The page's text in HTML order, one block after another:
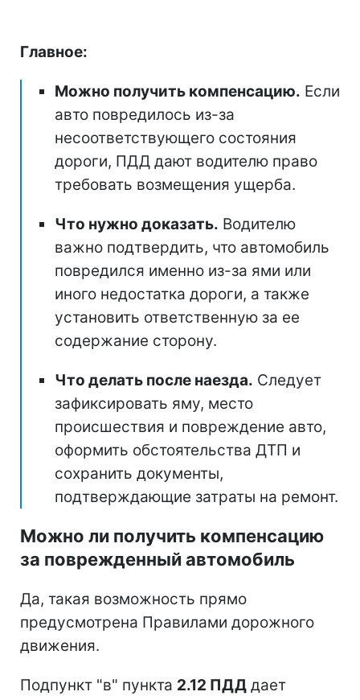
Главное:
Можно получить компенсацию. Если
авто повредилось из-за
несоответствующего состояния
дороги, ПДД дают водителю право
требовать возмещения ущерба.
Что нужно доказать. Водителю
важно подтвердить, что автомобиль
повредился именно из-за ями или
иного недостатка дороги, а также
установить ответственную за ее
содержание сторону.
Что делать после наезда. Следует
зафиксировать яму, место
происшествия и повреждение авто,
оформить обстоятельства ДТП и
сохранить документы,
подтверждающие затраты на ремонт.
Можно ли получить компенсацию
за поврежденный автомобиль
Да, такая возможность прямо
предусмотрена Правилами дорожного
движения.
Подпункт "в" пункта 2.12 ПДД дает